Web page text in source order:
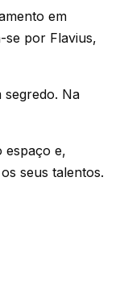
em
se por Flavius,
segredo. Na
espaço e,
seus talentos.